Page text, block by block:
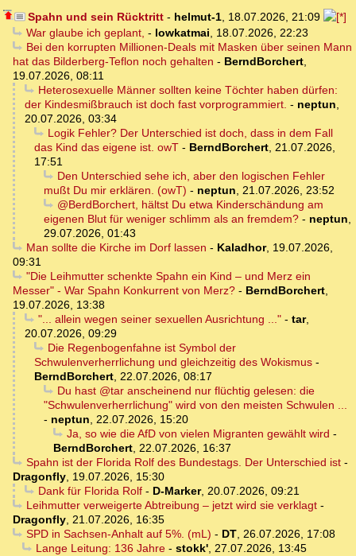
Spahn und sein Rücktritt- helmut-1, 18.07.2026, 21:09
War glaube ich geplant, - lowkatmai, 18.07.2026, 22:23
Bei den korrupten Millionen-Deals mit Masken über seinen Mann
hat das Bilderberg-Teflon noch gehalten - BerndBorchert,
19.07.2026, 08:11
Heterosexuelle Männer sollten keine Töchter haben dürfen:
der Kindesmißbrauch ist doch fast vorprogrammiert. - neptun,
20.07.2026, 03:34
Logik Fehler? Der Unterschied ist doch, dass in dem Fall
das Kind das eigene ist. owT - BerndBorchert, 21.07.2026,
17:51
Den Unterschied sehe ich, aber den logischen Fehler
mußt Du mir erklären. (owT) - neptun, 21.07.2026, 23:52
@BerdBorchert, hältst Du etwa Kinderschändung am
eigenen Blut für weniger schlimm als an fremdem? - neptun,
29.07.2026, 01:43
Man sollte die Kirche im Dorf lassen - Kaladhor, 19.07.2026,
09:31
"Die Leihmutter schenkte Spahn ein Kind – und Merz ein
Messer" - War Spahn Konkurrent von Merz? - BerndBorchert,
19.07.2026, 13:38
"... allein wegen seiner sexuellen Ausrichtung ..."- tar,
20.07.2026, 09:29
Die Regenbogenfahne ist Symbol der
Schwulenverherrlichung und gleichzeitig des Wokismus -
BerndBorchert, 22.07.2026, 08:17
Du hast @tar anscheinend nur flüchtig gelesen: die
"Schwulenverherrlichung" wird von den meisten Schwulen ...
- neptun, 22.07.2026, 15:20
Ja, so wie die AfD von vielen Migranten gewählt wird -
BerndBorchert, 22.07.2026, 16:37
Spahn ist der Florida Rolf des Bundestags. Der Unterschied ist-
Dragonfly, 19.07.2026, 15:30
Dank für Florida Rolf- D-Marker, 20.07.2026, 09:21
Leihmutter verweigerte Abtreibung – jetzt wird sie verklagt-
Dragonfly, 21.07.2026, 16:35
SPD in Sachsen-Anhalt auf 5%. (mL) - DT, 26.07.2026, 17:08
Lange Leitung: 136 Jahre- stokk', 27.07.2026, 13:45